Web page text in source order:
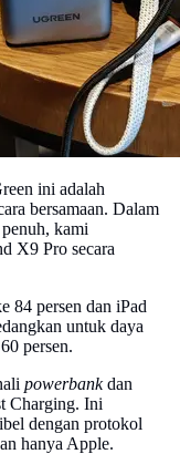
ini adalah
bersamaan. Dalam
kami
X9 Pro secara
84 persen dan iPad
untuk daya
persen.
powerbankdan
Charging. Ini
dengan protokol
hanya Apple.